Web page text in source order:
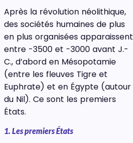
Après la révolution néolithique,
des sociétés humaines de plus
en plus organisées apparaissent
entre -3500 et -3000 avant J.-
C., d’abord en Mésopotamie
(entre les fleuves Tigre et
Euphrate) et en Égypte (autour
du Nil). Ce sont les premiers
États.
1. Les premiers États